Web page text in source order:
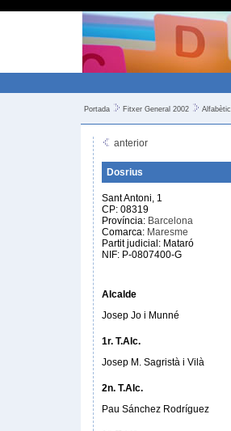
Portada Fitxer General 2002 Alfabètic
anterior
Dosrius
Sant Antoni, 1
CP: 08319
Província: Barcelona
Comarca: Maresme
Partit judicial: Mataró
NIF: P-0807400-G
Alcalde
Josep Jo i Munné
1r. T.Alc.
Josep M. Sagristà i Vilà
2n. T.Alc.
Pau Sánchez Rodríguez